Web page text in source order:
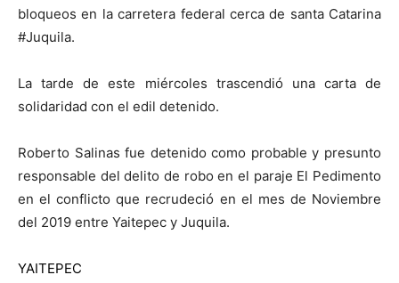
bloqueos en la carretera federal cerca de santa Catarina
#Juquila.
La tarde de este miércoles trascendió una carta de
solidaridad con el edil detenido.
Roberto Salinas fue detenido como probable y presunto
responsable del delito de robo en el paraje El Pedimento
en el conflicto que recrudeció en el mes de Noviembre
del 2019 entre Yaitepec y Juquila.
YAITEPEC